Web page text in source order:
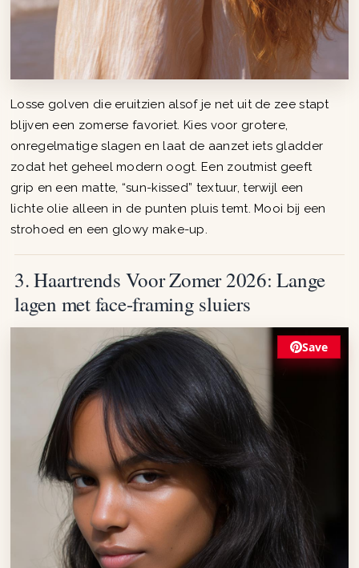
Losse golven die eruitzien alsof je net uit de zee stapt
blijven een zomerse favoriet. Kies voor grotere,
onregelmatige slagen en laat de aanzet iets gladder
zodat het geheel modern oogt. Een zoutmist geeft
grip en een matte, “sun-kissed” textuur, terwijl een
lichte olie alleen in de punten pluis temt. Mooi bij een
strohoed en een glowy make-up.
3. Haartrends Voor Zomer 2026: Lange
lagen met face-framing sluiers
Save